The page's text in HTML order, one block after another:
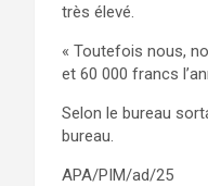
très élevé.
« Toutefois nous,
et 60 000 francs
Selon le bureau
bureau.
APA/PIM/ad/25